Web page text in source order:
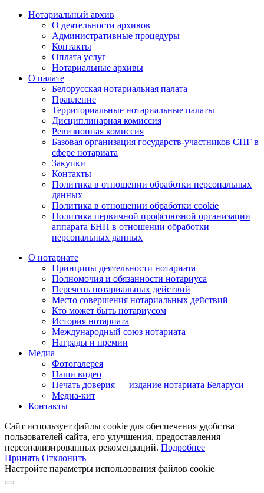
Нотариальный архив
О деятельности архивов
Административные процедуры
Контакты
Оплата услуг
Нотариальные архивы
О палате
Белорусская нотариальная палата
Правление
Территориальные нотариальные палаты
Дисциплинарная комиссия
Ревизионная комиссия
Базовая организация государств-участников СНГ в
сфере нотариата
Закупки
Контакты
Политика в отношении обработки персональных
данных
Политика в отношении обработки cookie
Политика первичной профсоюзной организации
аппарата БНП в отношении обработки
персональных данных
О нотариате
Принципы деятельности нотариата
Полномочия и обязанности нотариуса
Перечень нотариальных действий
Место совершения нотариальных действий
Кто может быть нотариусом
История нотариата
Международный союз нотариата
Награды и премии
Медиа
Фотогалерея
Наши видео
Печать доверия — издание нотариата Беларуси
Медиа-кит
Контакты
Сайт использует файлы cookie для обеспечения удобства
пользователей сайта, его улучшения, предоставления
персонализированных рекомендаций. Подробнее
Принять Отклонить
Настройте параметры использования файлов cookie